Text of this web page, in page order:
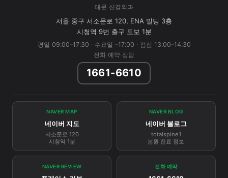
대문 신경외과
서울 중구 서소문로 120, ENA 빌딩 3층
시청역 9번 출구 도보 1분
평일 09:00–17:30 · 수요일 –17:00 · 점심 13:00–14:30
전화 예약·상담
1661-6610
NAVER MAP
네이버 지도
서소문로 120
시청역 1분
NAVER BLOG
네이버 블로그
totalspine1
본원 진료 정보
NAVER REVIEW 전화 예약